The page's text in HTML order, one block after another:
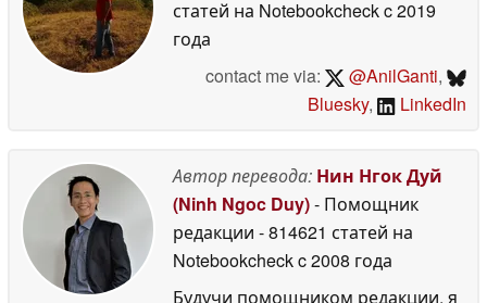
статей на Notebookcheckc 2019
года
contact me via:
@AnilGanti,
Bluesky, LinkedIn
Автор перевода: Нин Нгок Дуй
(Ninh Ngoc Duy)- Помощник
редакции - 814621 статей на
Notebookcheckc 2008 года
Будучи помощником редакции, я